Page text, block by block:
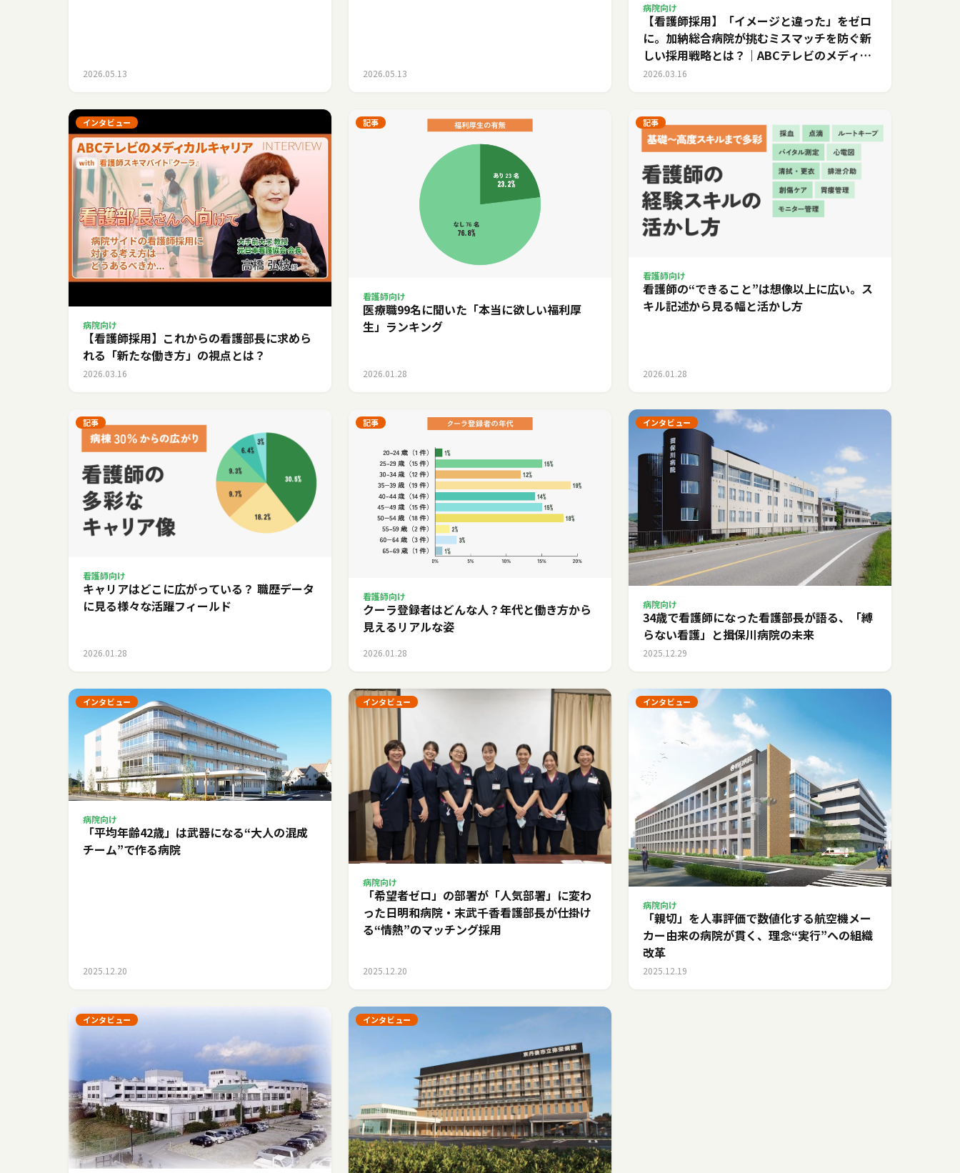
2026.05.13 2026.05.13
病院向け
【看護師採用】「イメージと違った」をゼロ
に。加納総合病院が挑むミスマッチを防ぐ新
しい採用戦略とは？｜ABCテレビのメディカ
ルキャリア
2026.03.16
インタビュー
病院向け
【看護師採用】これからの看護部長に求めら
れる「新たな働き方」の視点とは？
2026.03.16
記事
看護師向け
医療職99名に聞いた「本当に欲しい福利厚
生」ランキング
2026.01.28
記事
看護師向け
看護師の“できること”は想像以上に広い。ス
キル記述から見る幅と活かし方
2026.01.28
記事
看護師向け
キャリアはどこに広がっている？ 職歴データ
に見る様々な活躍フィールド
2026.01.28
記事
看護師向け
クーラ登録者はどんな人？年代と働き方から
見えるリアルな姿
2026.01.28
インタビュー
病院向け
34歳で看護師になった看護部長が語る、「縛
らない看護」と揖保川病院の未来
2025.12.29
インタビュー
病院向け
「平均年齢42歳」は武器になる――“大人の混成
チーム”で作る病院
2025.12.20
インタビュー
病院向け
「希望者ゼロ」の部署が「人気部署」に変わ
った日――明和病院・末武千香看護部長が仕掛け
る“情熱”のマッチング採用
2025.12.20
インタビュー
病院向け
「親切」を人事評価で数値化する――航空機メー
カー由来の病院が貫く、理念“実行”への組織
改革
2025.12.19
インタビュー インタビュー